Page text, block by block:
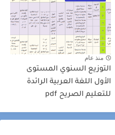
منذ عام
التوزيع السنوي المستوى
الأول اللغة العربية الرائدة
للتعليم الصريح pdf